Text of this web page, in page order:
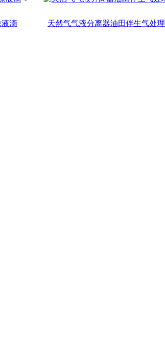
滴 天然气气液分离器油田伴生气处理